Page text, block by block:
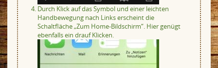
Durch Klick auf das Symbol und einer leichten
Handbewegung nach Links erscheint die
Schaltfläche „Zum Home-Bildschirm“. Hier genügt
ebenfalls ein drauf Klicken.